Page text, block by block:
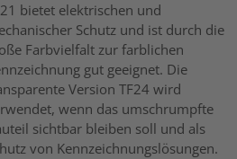
bietet elektrischen und
Schutz und ist durch die
Farbvielfalt zur farblichen
gut geeignet. Die
Version TF24 wird
wenn das umschrumpfte
sichtbar bleiben soll und als
von Kennzeichnungslösungen.